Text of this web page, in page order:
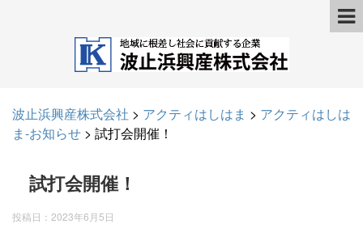
波止浜興産株式会社 > アクティはしはま > アクティはしは
ま-お知らせ > 試打会開催！
試打会開催！
投稿日： 2023年6月5日